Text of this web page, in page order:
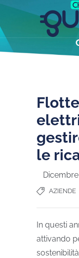
le
AZIENDE
In questi
attivando